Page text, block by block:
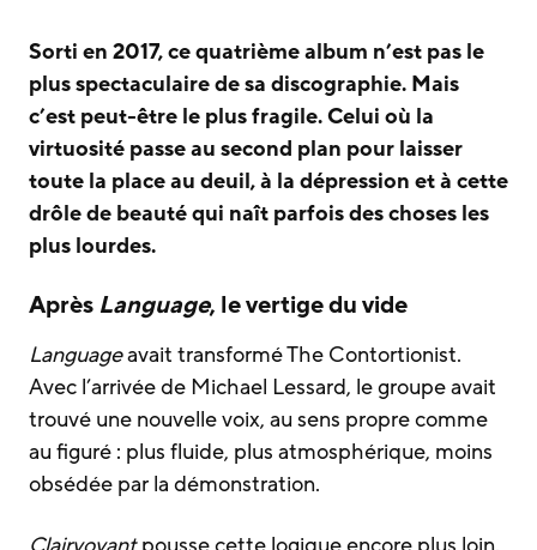
Sorti en 2017, ce quatrième album n’est pas le
plus spectaculaire de sa discographie. Mais
c’est peut-être le plus fragile. Celui où la
virtuosité passe au second plan pour laisser
toute la place au deuil, à la dépression et à cette
drôle de beauté qui naît parfois des choses les
plus lourdes.
Après Language, le vertige du vide
Languageavait transformé The Contortionist.
Avec l’arrivée de Michael Lessard, le groupe avait
trouvé une nouvelle voix, au sens propre comme
au figuré : plus fluide, plus atmosphérique, moins
obsédée par la démonstration.